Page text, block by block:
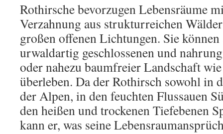
Rothirsche bevorzugen Lebensräume
Verzahnung aus strukturreichen
großen offenen Lichtungen. Sie
urwaldartig geschlossenen und
oder nahezu baumfreier Landschaft
überleben. Da der Rothirsch sowohl in
der Alpen, in den feuchten Flussauen
den heißen und trockenen Tiefebenen
kann er, was seine